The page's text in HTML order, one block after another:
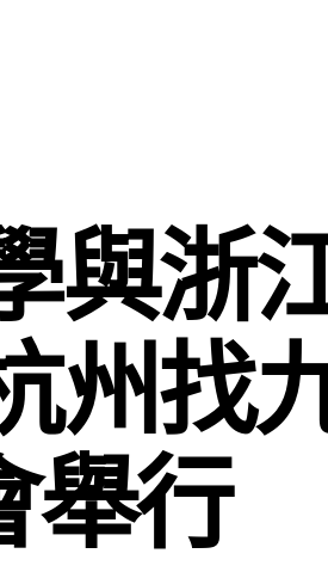
與浙
州找
舉行